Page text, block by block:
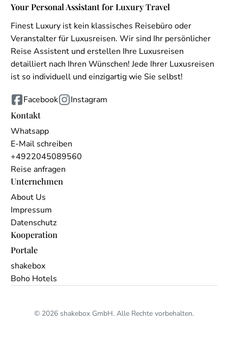
Your Personal Assistant for Luxury Travel
Finest Luxury ist kein klassisches Reisebüro oder
Veranstalter für Luxusreisen. Wir sind Ihr persönlicher
Reise Assistent und erstellen Ihre Luxusreisen
detailliert nach Ihren Wünschen! Jede Ihrer Luxusreisen
ist so individuell und einzigartig wie Sie selbst!
Facebook
Instagram
Kontakt
Whatsapp
E-Mail schreiben
+4922045089560
Reise anfragen
Unternehmen
About Us
Impressum
Datenschutz
Kooperation
Portale
shakebox
Boho Hotels
© 2026 shakebox GmbH. Alle Rechte vorbehalten.